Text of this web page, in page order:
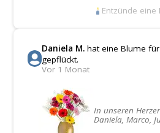
Entzünde eine
Daniela M.hat eine Blume für
gepflückt.
Vor 1 Monat
In unseren
Daniela, Marco,